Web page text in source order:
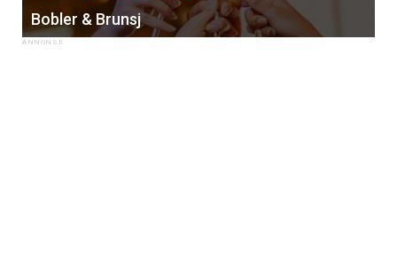
Bobler & Brunsj